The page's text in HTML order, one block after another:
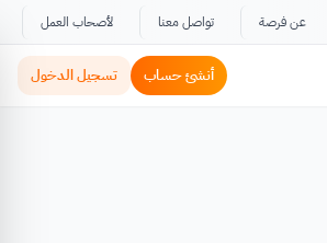
عن فرصة تواصل معنا لأصحاب العمل
أنشئ حساب تسجيل الدخول